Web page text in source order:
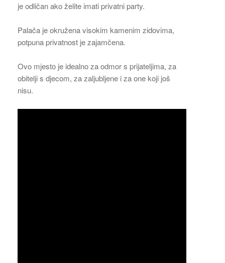
je odličan ako želite imati privatni party.
Palača je okružena visokim kamenim zidovima,
potpuna privatnost je zajamčena.
Ovo mjesto je idealno za odmor s prijateljima, za
obitelji s djecom, za zaljubljene i za one koji još
nisu.